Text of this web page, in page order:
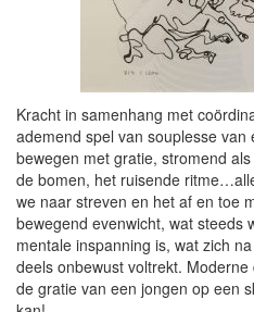
Kracht in samenhang met
ademend spel van souplesse
bewegen met gratie, stromend
de bomen, het ruisende
we naar streven en het af en toe
bewegend evenwicht, wat steeds
mentale inspanning is, wat zich
deels onbewust voltrekt.
de gratie van een jongen op een